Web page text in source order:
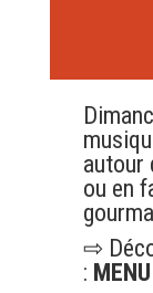
autour
ou en
⇨
: